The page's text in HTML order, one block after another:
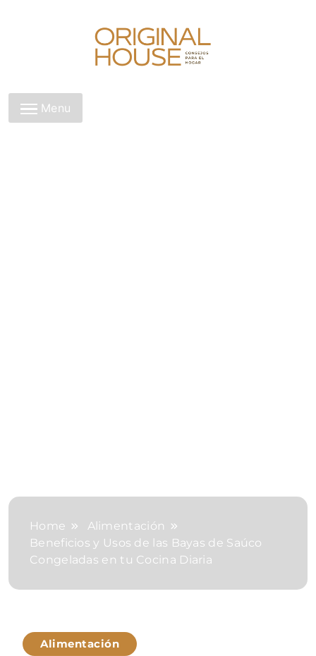
Original House
Menu
Home
Alimentación
Beneficios y Usos de las Bayas de Saúco
Congeladas en tu Cocina Diaria
Alimentación